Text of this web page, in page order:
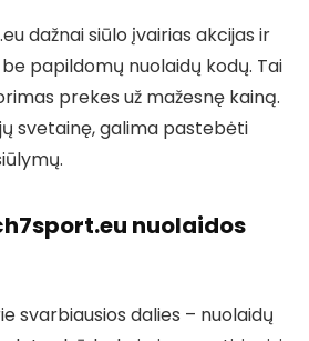
dažnai siūlo įvairias akcijas ir
papildomų nuolaidų kodų. Tai
prekes už mažesnę kainą.
svetainę, galima pastebėti
nuolaidos
svarbiausios dalies – nuolaidų